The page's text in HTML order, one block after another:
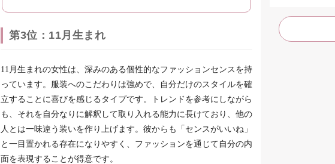
第3位：11月生まれ
11月生まれの女性は、深みのある個性的なファッションセンスを持
っています。服装へのこだわりは強めで、自分だけのスタイルを確
立することに喜びを感じるタイプです。トレンドを参考にしながら
も、それを自分なりに解釈して取り入れる能力に長けており、他の
人とは一味違う装いを作り上げます。彼からも「センスがいいね」
と一目置かれる存在になりやすく、ファッションを通じて自分の内
面を表現することが得意です。